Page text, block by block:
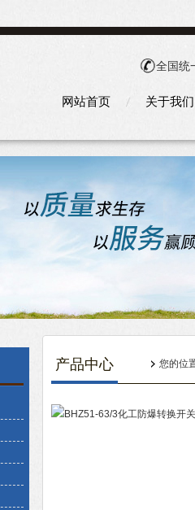
全国统
网站首页 关于我们
产品中心 您的位